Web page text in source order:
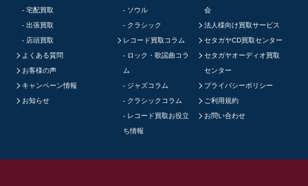
宅配買取
出張買取
店頭買取
よくある質問
お客様の声
キャンペーン情報
お知らせ
ソウル
クラシック
レコード買取コラム
ロック・歌謡曲コラ
ム
ジャズコラム
クラシックコラム
レコード買取お役立
ち情報
会
法人様向け買取サービス
セタガヤCD買取センター
セタガヤオーディオ買取
センター
プライバシーポリシー
ご利用規約
お問い合わせ